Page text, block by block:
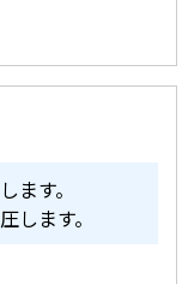
ます。
します。